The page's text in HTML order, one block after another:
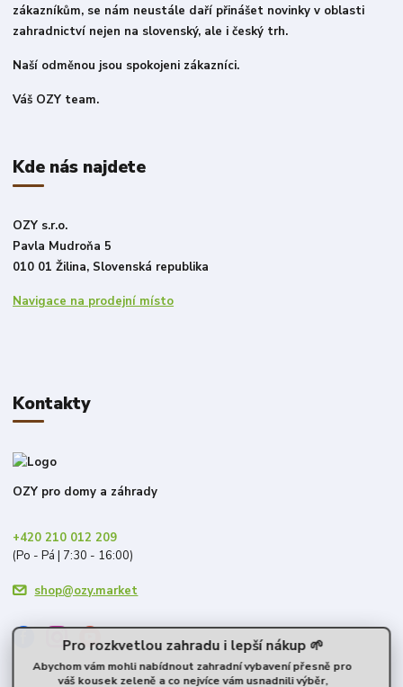
zákazníkům, se nám neustále daří přinášet novinky v oblasti
zahradnictví nejen na slovenský, ale i český trh.
Naší odměnou jsou spokojeni zákazníci.
Váš OZY team.
Kde nás najdete
OZY s.r.o.
Pavla Mudroňa 5
010 01 Žilina, Slovenská republika
Navigace na prodejní místo
Kontakty
OZY pro domy a záhrady
+420 210 012 209
(Po - Pá | 7:30 - 16:00)
shop@ozy.market
Pro rozkvetlou zahradu i lepší nákup 🌱
Abychom vám mohli nabídnout zahradní vybavení přesně pro
váš kousek zeleně a co nejvíce vám usnadnili výběr,